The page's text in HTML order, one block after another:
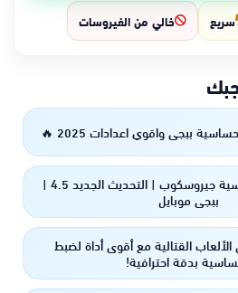
سريع خالي من الفيروسات
ببجي واقوي اعدادات 2025 🔥
افضل اعدادات حساسية جيروسكوب | التحديث الجديد 4.5 |
ببجي موبايل
القتالية مع أقوى أداة لضبط
بدقة احترافية!